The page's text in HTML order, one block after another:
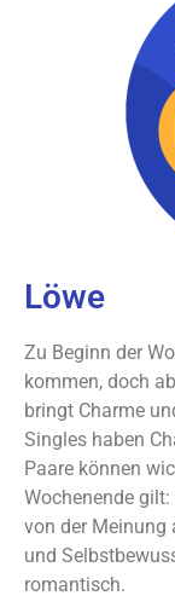
Löwe
Zu Beginn der
kommen, doch
bringt Charme
Singles haben
Paare können
Wochenende
von der Meinung
und
romantisch.